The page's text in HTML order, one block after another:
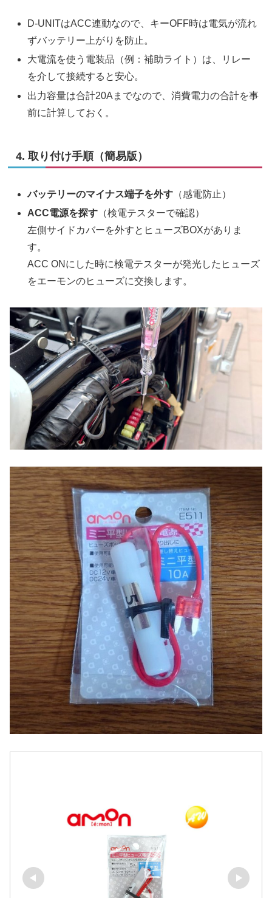
D-UNITはACC連動なので、キーOFF時は電気が流れ
ずバッテリー上がりを防止。
大電流を使う電装品（例：補助ライト）は、リレー
を介して接続すると安心。
出力容量は合計20Aまでなので、消費電力の合計を事
前に計算しておく。
4. 取り付け手順（簡易版）
バッテリーのマイナス端子を外す （感電防止）
ACC電源を探す （検電テスターで確認）
左側サイドカバーを外すとヒューズBOXがありま
す。
ACC ONにした時に検電テスターが発光したヒューズ
をエーモンのヒューズに交換します。